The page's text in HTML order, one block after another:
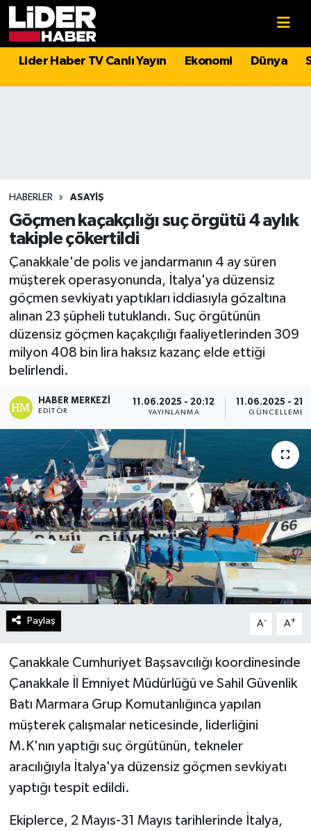
Lider Haber TV Canlı Yayın Ekonomi Dünya
HABERLER ASAYIŞ
Göçmen kaçakçılığı suç örgütü 4 aylık
takiple çökertildi
Çanakkale'de polis ve jandarmanın 4 ay süren
müşterek operasyonunda, İtalya'ya düzensiz
göçmen sevkiyatı yaptıkları iddiasıyla gözaltına
alınan 23 şüpheli tutuklandı. Suç örgütünün
düzensiz göçmen kaçakçılığı faaliyetlerinden 309
milyon 408 bin lira haksız kazanç elde ettiği
belirlendi.
HABER MERKEZI
EDITÖR
11.06.2025 - 20:12
YAYINLANMA
11.06.2025 -
GÜNCELLEME
Paylaş A- A+
Çanakkale Cumhuriyet Başsavcılığı koordinesinde
Çanakkale İl Emniyet Müdürlüğü ve Sahil Güvenlik
Batı Marmara Grup Komutanlığınca yapılan
müşterek çalışmalar neticesinde, liderliğini
M.K'nın yaptığı suç örgütünün, tekneler
aracılığıyla İtalya'ya düzensiz göçmen sevkiyatı
yaptığı tespit edildi.
Ekiplerce, 2 Mayıs-31 Mayıs tarihlerinde İtalya,
Politika
Magazin
Spor
Sağlık
Teknoloji
Turizm
Kültür - Sanat
Lider Haber TV Canlı Yayın izle
Hava Durumu
Süper Lig Puan Durumu ve Fikstür
Tüm Manşetler
Son Dakika Haberleri
Haber Arşivi